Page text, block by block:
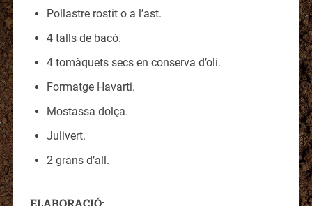
Pollastre rostit o a l’ast.
4 talls de bacó.
4 tomàquets secs en conserva d’oli.
Formatge Havarti.
Mostassa dolça.
Julivert.
2 grans d’all.
ELABORACIÓ: